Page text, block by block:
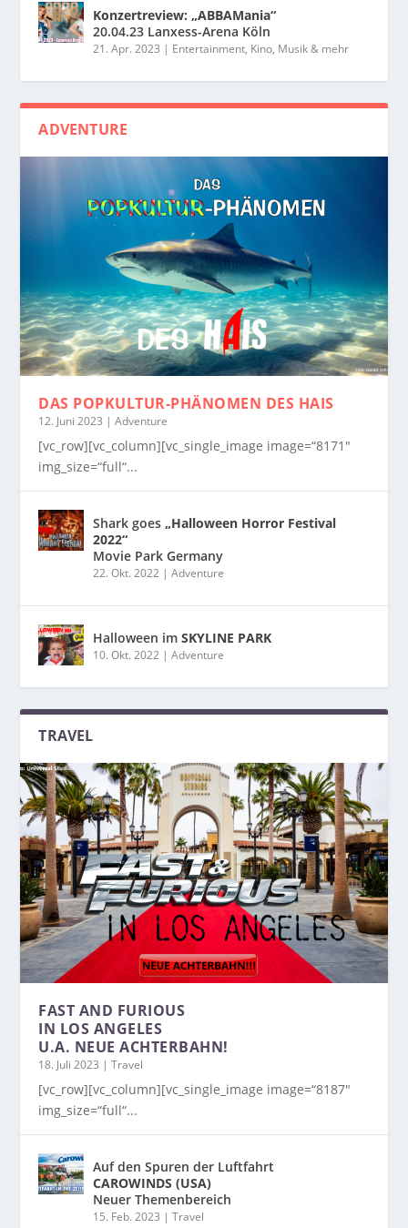
Konzertreview: „ABBAMania“
20.04.23 Lanxess-Arena Köln
21. Apr. 2023 | Entertainment, Kino, Musik & mehr
ADVENTURE
DAS POPKULTUR-PHÄNOMEN DES HAIS
12. Juni 2023 |Adventure
[vc_row][vc_column][vc_single_image image=“8171″
img_size=“full“...
Shark goes„Halloween Horror Festival
2022“
Movie Park Germany
22. Okt. 2022 |Adventure
Halloween imSKYLINE PARK
10. Okt. 2022 |Adventure
TRAVEL
FAST AND FURIOUS
IN LOS ANGELES
U.A. NEUE ACHTERBAHN!
18. Juli 2023 |Travel
[vc_row][vc_column][vc_single_image image=“8187″
img_size=“full“...
Auf den Spuren der Luftfahrt
CAROWINDS (USA)
Neuer Themenbereich
15. Feb. 2023 |Travel